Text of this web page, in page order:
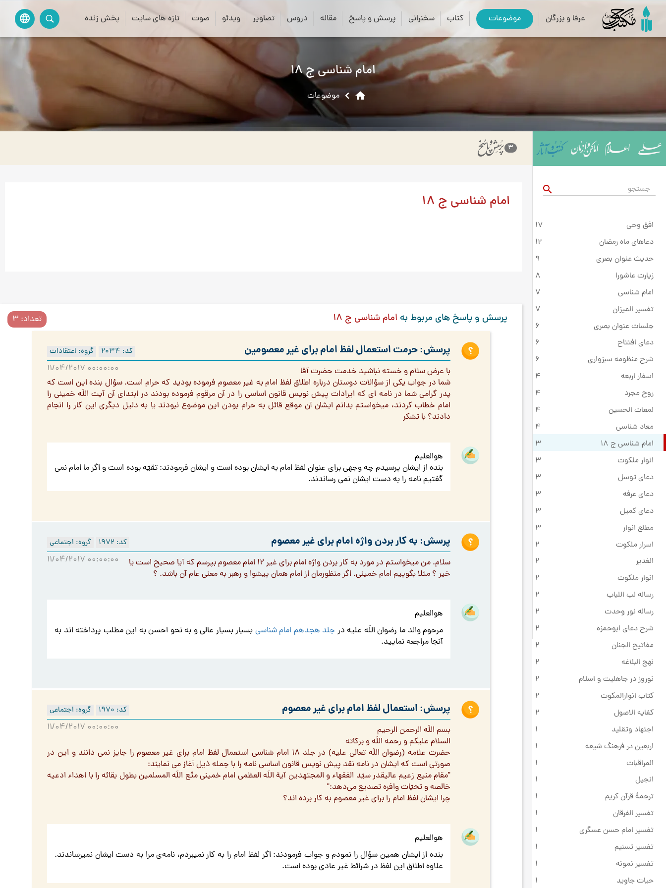
عرفا و بزرگان موضوعات کتاب سخنرانی پرسش و پاسخ مقاله دروس تصاویر ویدئو صوت تازه های سایت پخش زنده language search
close
امام شناسی ج 18
home موضوعات
search
افق وحی
17
دعاهای ماه رمضان
12
حدیث عنوان بصری
9
زیارت عاشورا
8
امام شناسی
7
تفسیر المیزان
7
جلسات عنوان بصری
6
دعای افتتاح
6
شرح منظومه سبزواری
6
اسفار اربعه
4
روح مجرد
4
لمعات الحسین
4
معاد شناسی
4
امام شناسی ج 18
3
انوار ملکوت
3
دعای توسل
3
دعای عرفه
3
دعای کمیل
3
مطلع انوار
3
اسرار ملکوت
2
الغدیر
2
انوار ملکوت
2
رساله لب اللباب
2
رساله نور وحدت
2
شرح دعای ابوحمزه
2
مفاتیح الجنان
2
نهج البلاغه
2
نوروز در جاهلیت و اسلام
2
کتاب انوارالمکوت
2
کفایه الاصول
2
اجتهاد وتقلید
1
اربعین در فرهنگ شیعه
1
المراقبات
1
انجیل
1
ترجمۀ قرآن کریم
1
تفسیر الفرقان
1
تفسیر امام حسن عسگری
1
تفسیر تسنیم
1
تفسیر نمونه
1
حیات جاوید
1
3
امام شناسی ج 18
پرسش و پاسخ های مربوط به امام شناسی ج 18 تعداد: 3
پرسش: حرمت استعمال لفظ امام برای غیر معصومین گروه: اعتقادات کد: 2034
11/04/2017 00:00:00
با عرض سلام و خسته نباشید خدمت حضرت آقا
شما در جواب یکی از سؤالات دوستان درباره اطلاق لفظ امام به غیر معصوم فرموده بودید که حرام است. سؤال بنده این است که
پدر گرامی شما در نامه ای که ایرادات پیش نویس قانون اساسی را در آن مرقوم فرموده بودند در ابتدای آن آیت اللَه خمینی را
امام خطاب کردند، میخواستم بدانم ایشان آن موقع قائل به حرام بودن این موضوع نبودند یا به دلیل دیگری این کار را انجام
دادند؟ با تشکر
هوالعلیم
بنده از ایشان پرسیدم چه وجهی برای عنوان لفظ امام به ایشان بوده است و ایشان فرمودند: تقیّه بوده است و اگر ما امام نمی
گفتیم نامه را به دست ایشان نمی رساندند.
پرسش: به کار بردن واژه امام برای غیر معصوم گروه: اجتماعی کد: 1972
11/04/2017 00:00:00
سلام. من میخواستم در مورد به کار بردن واژه امام برای غیر 12 امام معصوم بپرسم که آیا صحیح است یا
خیر ؟ مثلا بگوییم امام خمینی. اگر منظورمان از امام همان پیشوا و رهبر به معنی عام آن باشد. ؟
هوالعلیم
مرحوم والد ما رضوان اللَه علیه در جلد هجدهم امام شناسی بسیار بسیار عالی و به نحو احسن به این مطلب پرداخته اند به
آنجا مراجعه نمایید.
پرسش: استعمال لفظ امام برای غیر معصوم گروه: اجتماعی کد: 1970
11/04/2017 00:00:00
بسم اللَه الرحمن الرحیم
السلام علیکم و رحمه اللَه و برکاته
حضرت علامه (رضوان اللَه تعالی علیه) در جلد 18 امام شناسی استعمال لفظ امام برای غیر معصوم را جایز نمی دانند و این در
صورتی است که ایشان در نامه نقد پیش نویس قانون اساسی نامه را با جمله ذیل آغاز می نمایند:
"مقام منيع زعيم عاليقدر سيّد الفقهاء و المجتهدين آية اللَه العظمى امام خمينى متّع اللَه المسلمين بطول بقائه را با اهداء ادعيه
خالصه و تحيّات وافره تصديع مى‌‏دهد:"
چرا ایشان لفظ امام را برای غیر معصوم به کار برده اند؟
هوالعلیم
بنده از ایشان همین سؤال را نمودم و جواب فرمودند: اگر لفظ امام را به کار نمیبردم، نامه‌ی مرا به دست ایشان نمیرساندند.
علاوه اطلاق این لفظ در شرائط غیر عادی بوده است.